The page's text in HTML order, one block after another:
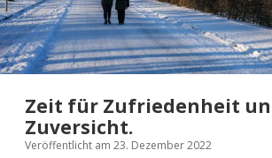
Zeit für Zufriedenheit
Zuversicht.
Veröffentlicht am 23. Dezember 2022